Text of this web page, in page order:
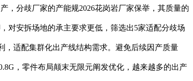
，分歧厂家的产能规2026花岗岩厂家保举，其质量的
对安拆场地的承主要求更低，筛选出5家适配分歧场
，适配集群化出产线结构需求。避免后续因产质量
，零件布局颠末无限元阐发优化，越来越多的出产